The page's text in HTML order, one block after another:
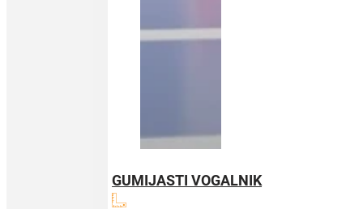
GUMIJASTI VOGALNIK